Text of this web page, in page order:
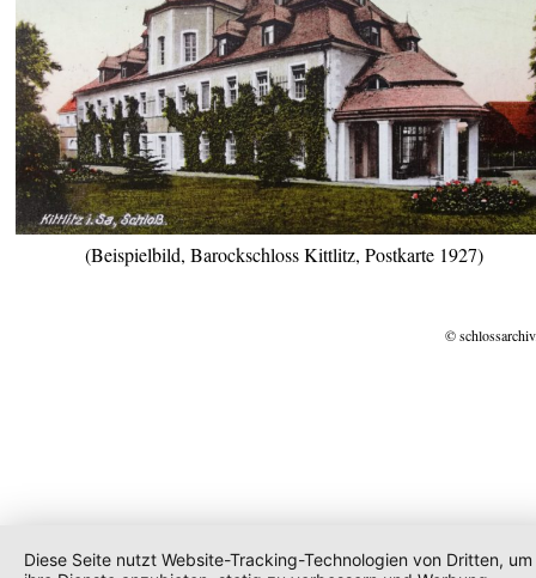
(Beispielbild, Barockschloss Kittlitz, Postkarte 1927)
©
Diese Seite nutzt Website-Tracking-Technologien von Dritten, um